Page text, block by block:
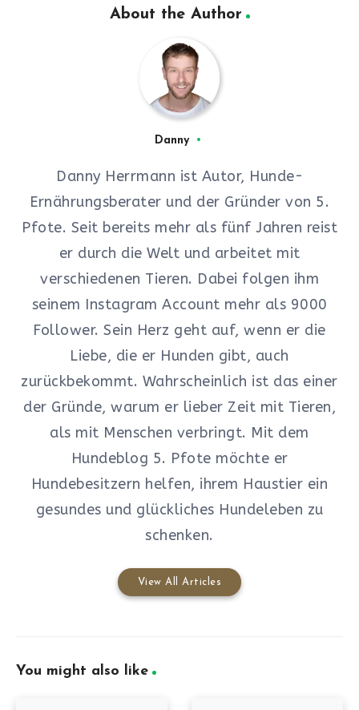
About the Author
Danny
Danny Herrmann ist Autor, Hunde-
Ernährungsberater und der Gründer von 5.
Pfote. Seit bereits mehr als fünf Jahren reist
er durch die Welt und arbeitet mit
verschiedenen Tieren. Dabei folgen ihm
seinem Instagram Account mehr als 9000
Follower. Sein Herz geht auf, wenn er die
Liebe, die er Hunden gibt, auch
zurückbekommt. Wahrscheinlich ist das einer
der Gründe, warum er lieber Zeit mit Tieren,
als mit Menschen verbringt. Mit dem
Hundeblog 5. Pfote möchte er
Hundebesitzern helfen, ihrem Haustier ein
gesundes und glückliches Hundeleben zu
schenken.
View All Articles
You might also like